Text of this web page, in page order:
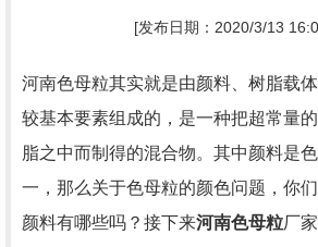
[发布日期：2020/3/13
河南色母粒其实就是由颜料、树脂载
较基本要素组成的，是一种把超常量
脂之中而制得的混合物。其中颜料是
一，那么关于色母粒的颜色问题，你
颜料有哪些吗？接下来河南色母粒厂